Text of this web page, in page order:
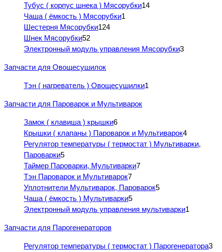
Тубус ( корпус шнека ) Мясорубки14
Чаша ( ёмкость ) Мясорубки1
Шестерня Мясорубки124
Шнек Мясорубки52
Электронный модуль управления Мясорубки3
Запчасти для Овощесушилок
Тэн ( нагреватель ) Овощесушилки1
Запчасти для Пароварок и Мультиварок
Замок ( клавиша ) крышки6
Крышки ( клапаны ) Пароварок и Мультиварок4
Регулятор температуры ( термостат ) Мультиварки,
Пароварки5
Таймер Пароварки, Мультиварки7
Тэн Пароварок и Мультиварок7
Уплотнители Мультиварок, Пароварок5
Чаша ( ёмкость ) Мультиварки5
Электронный модуль управления мультиварки1
Запчасти для Парогенераторов
Регулятор температуры ( термостат ) Парогенератора3